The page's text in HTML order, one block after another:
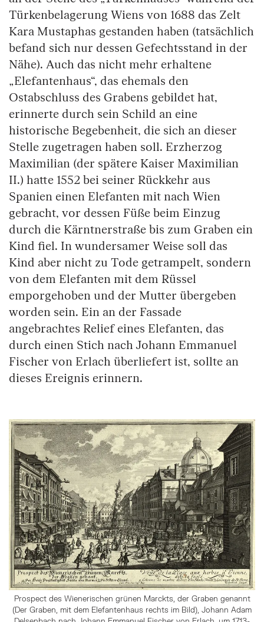
Türkenbelagerung Wiens von 1688 das Zelt
Kara Mustaphas gestanden haben (tatsächlich
befand sich nur dessen Gefechtsstand in der
Nähe). Auch das nicht mehr erhaltene
„Elefantenhaus“, das ehemals den
Ostabschluss des Grabens gebildet hat,
erinnerte durch sein Schild an eine
historische Begebenheit, die sich an dieser
Stelle zugetragen haben soll. Erzherzog
Maximilian (der spätere Kaiser Maximilian
II.) hatte 1552 bei seiner Rückkehr aus
Spanien einen Elefanten mit nach Wien
gebracht, vor dessen Füße beim Einzug
durch die Kärntnerstraße bis zum Graben ein
Kind fiel. In wundersamer Weise soll das
Kind aber nicht zu Tode getrampelt, sondern
von dem Elefanten mit dem Rüssel
emporgehoben und der Mutter übergeben
worden sein. Ein an der Fassade
angebrachtes Relief eines Elefanten, das
durch einen Stich nach Johann Emmanuel
Fischer von Erlach überliefert ist, sollte an
dieses Ereignis erinnern.
Prospect des Wienerischen grünen Marckts, der Graben genannt
(Der Graben, mit dem Elefantenhaus rechts im Bild), Johann Adam